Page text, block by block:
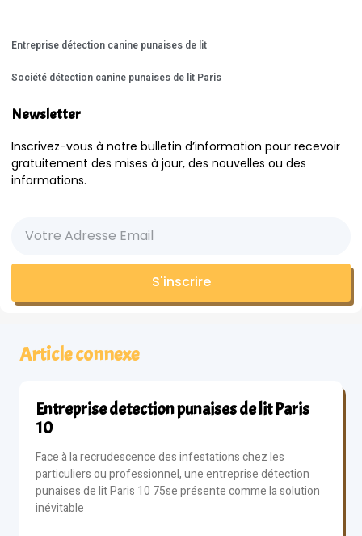
Entreprise détection canine punaises de lit
Société détection canine punaises de lit Paris
Newsletter
Inscrivez-vous à notre bulletin d’information pour recevoir
gratuitement des mises à jour, des nouvelles ou des
informations.
S'inscrire
Article connexe
Entreprise detection punaises de lit Paris
10
Face à la recrudescence des infestations chez les
particuliers ou professionnel, une entreprise détection
punaises de lit Paris 10 75se présente comme la solution
inévitable